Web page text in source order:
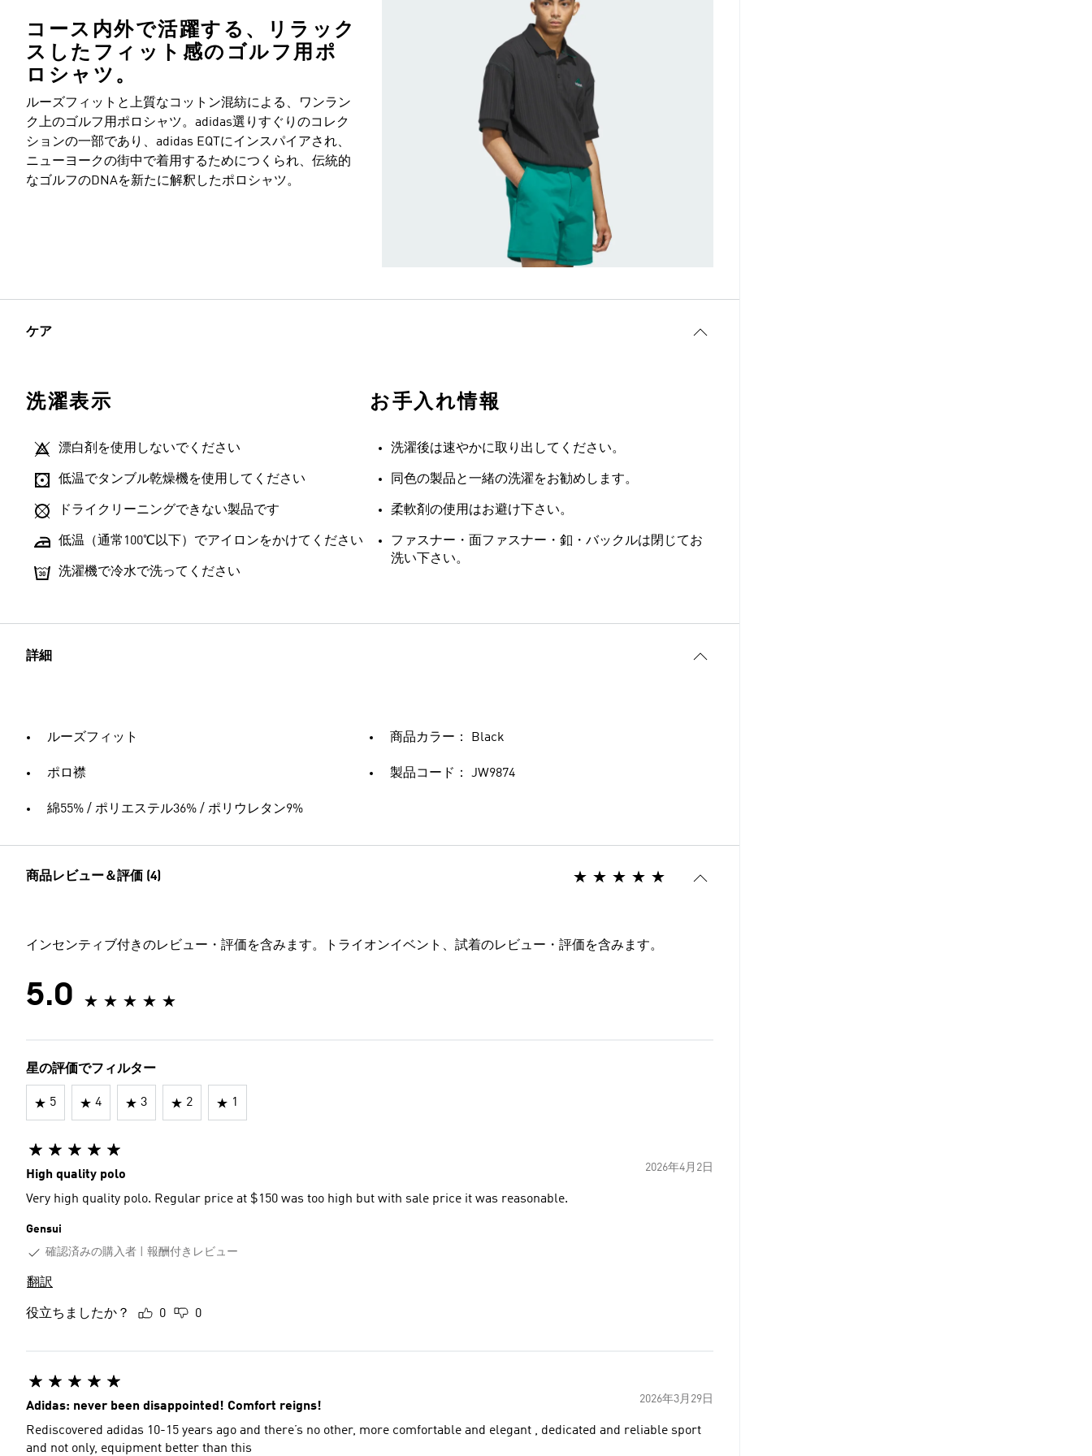
コース内外で活躍する、リラック
スしたフィット感のゴルフ用ポ
ロシャツ。
ルーズフィットと上質なコットン混紡による、ワンラン
ク上のゴルフ用ポロシャツ。adidas選りすぐりのコレク
ションの一部であり、adidas EQTにインスパイアされ、
ニューヨークの街中で着用するためにつくられ、伝統的
なゴルフのDNAを新たに解釈したポロシャツ。
ケア
洗濯表示
漂白剤を使用しないでください
低温でタンブル乾燥機を使用してください
ドライクリーニングできない製品です
低温（通常100℃以下）でアイロンをかけてください
洗濯機で冷水で洗ってください
お手入れ情報
洗濯後は速やかに取り出してください。
同色の製品と一緒の洗濯をお勧めします。
柔軟剤の使用はお避け下さい。
ファスナー・面ファスナー・釦・バックルは閉じてお
洗い下さい。
詳細
ルーズフィット
ポロ襟
綿55% / ポリエステル36% / ポリウレタン9%
商品カラー： Black
製品コード： JW9874
商品レビュー＆評価 (4)
インセンティブ付きのレビュー・評価を含みます。トライオンイベント、試着のレビュー・評価を含みます。
5.0
星の評価でフィルター
5 4 3 2 1
2026年4月2日
High quality polo
Very high quality polo. Regular price at $150 was too high but with sale price it was reasonable.
Gensui
確認済みの購入者
報酬付きレビュー
翻訳
役立ちましたか？ 0 0
2026年3月29日
Adidas: never been disappointed! Comfort reigns!
Rediscovered adidas 10-15 years ago and there’s no other, more comfortable and elegant , dedicated and reliable sport
and not only, equipment better than this